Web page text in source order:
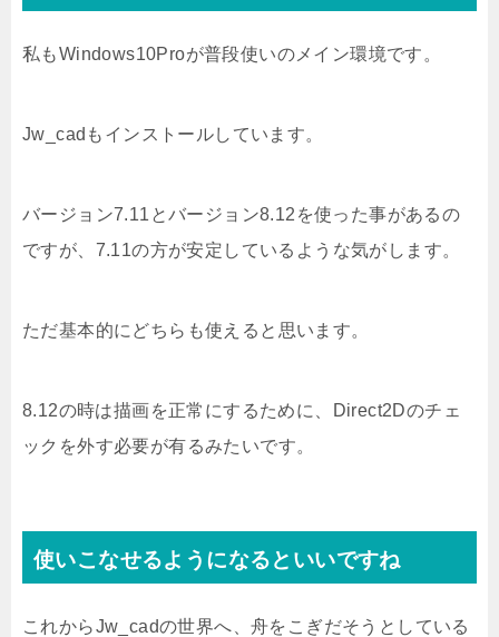
私もWindows10Proが普段使いのメイン環境です。
Jw_cadもインストールしています。
バージョン7.11とバージョン8.12を使った事があるの
ですが、7.11の方が安定しているような気がします。
ただ基本的にどちらも使えると思います。
8.12の時は描画を正常にするために、Direct2Dのチェ
ックを外す必要が有るみたいです。
使いこなせるようになるといいですね
これからJw_cadの世界へ、舟をこぎだそうとしている